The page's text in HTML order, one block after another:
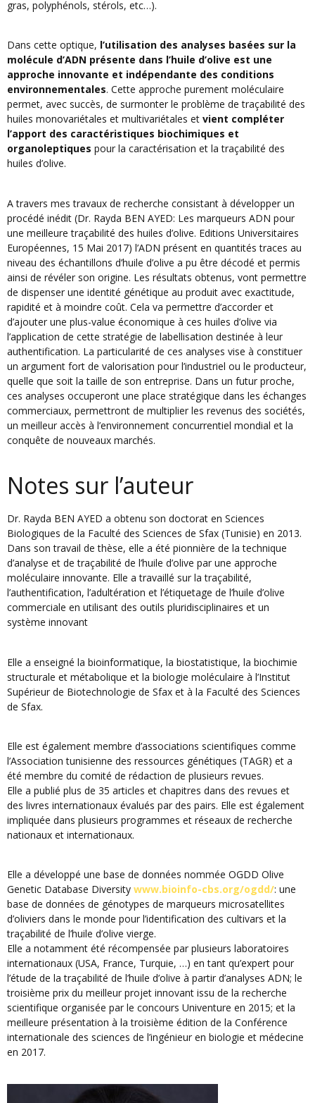
gras, polyphénols, stérols, etc…).
Dans cette optique, l’utilisation des analyses basées sur la
molécule d’ADN présente dans l’huile d’olive est une
approche innovante et indépendante des conditions
environnementales. Cette approche purement moléculaire
permet, avec succès, de surmonter le problème de traçabilité des
huiles monovariétales et multivariétales et vient compléter
l’apport des caractéristiques biochimiques et
organoleptiques pour la caractérisation et la traçabilité des
huiles d’olive.
A travers mes travaux de recherche consistant à développer un
procédé inédit (Dr. Rayda BEN AYED: Les marqueurs ADN pour
une meilleure traçabilité des huiles d’olive. Editions Universitaires
Européennes, 15 Mai 2017) l’ADN présent en quantités traces au
niveau des échantillons d’huile d’olive a pu être décodé et permis
ainsi de révéler son origine. Les résultats obtenus, vont permettre
de dispenser une identité génétique au produit avec exactitude,
rapidité et à moindre coût. Cela va permettre d’accorder et
d’ajouter une plus-value économique à ces huiles d’olive via
l’application de cette stratégie de labellisation destinée à leur
authentification. La particularité de ces analyses vise à constituer
un argument fort de valorisation pour l’industriel ou le producteur,
quelle que soit la taille de son entreprise. Dans un futur proche,
ces analyses occuperont une place stratégique dans les échanges
commerciaux, permettront de multiplier les revenus des sociétés,
un meilleur accès à l’environnement concurrentiel mondial et la
conquête de nouveaux marchés.
Notes sur l’auteur
Dr. Rayda BEN AYED a obtenu son doctorat en Sciences
Biologiques de la Faculté des Sciences de Sfax (Tunisie) en 2013.
Dans son travail de thèse, elle a été pionnière de la technique
d’analyse et de traçabilité de l’huile d’olive par une approche
moléculaire innovante. Elle a travaillé sur la traçabilité,
l’authentification, l’adultération et l’étiquetage de l’huile d’olive
commerciale en utilisant des outils pluridisciplinaires et un
système innovant
Elle a enseigné la bioinformatique, la biostatistique, la biochimie
structurale et métabolique et la biologie moléculaire à l’Institut
Supérieur de Biotechnologie de Sfax et à la Faculté des Sciences
de Sfax.
Elle est également membre d’associations scientifiques comme
l’Association tunisienne des ressources génétiques (TAGR) et a
été membre du comité de rédaction de plusieurs revues.
Elle a publié plus de 35 articles et chapitres dans des revues et
des livres internationaux évalués par des pairs. Elle est également
impliquée dans plusieurs programmes et réseaux de recherche
nationaux et internationaux.
Elle a développé une base de données nommée OGDD Olive
Genetic Database Diversity www.bioinfo-cbs.org/ogdd/: une
base de données de génotypes de marqueurs microsatellites
d’oliviers dans le monde pour l’identification des cultivars et la
traçabilité de l’huile d’olive vierge.
Elle a notamment été récompensée par plusieurs laboratoires
internationaux (USA, France, Turquie, …) en tant qu’expert pour
l’étude de la traçabilité de l’huile d’olive à partir d’analyses ADN; le
troisième prix du meilleur projet innovant issu de la recherche
scientifique organisée par le concours Univenture en 2015; et la
meilleure présentation à la troisième édition de la Conférence
internationale des sciences de l’ingénieur en biologie et médecine
en 2017.